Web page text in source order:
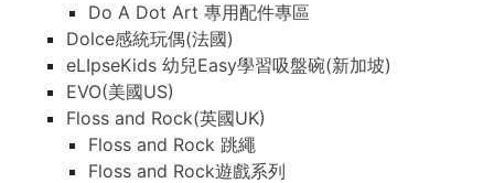
Do A Dot Art 專用配件專區
Dolce感統玩偶(法國)
eLIpseKids 幼兒Easy學習吸盤碗(新加坡)
EVO(美國US)
Floss and Rock(英國UK)
Floss and Rock 跳繩
Floss and Rock遊戲系列